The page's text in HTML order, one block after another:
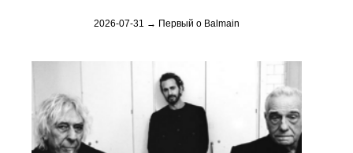
2026-07-31 → Первый о Balmain